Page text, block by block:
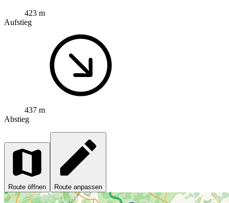
423 m
Aufstieg
437 m
Abstieg
Route öffnen Route anpassen